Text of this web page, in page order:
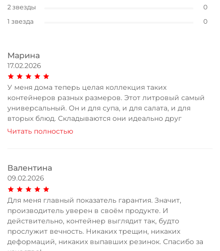
Марина
17.02.2026
У меня дома теперь целая коллекция таких
контейнеров разных размеров. Этот литровый самый
универсальный. Он и для супа, и для салата, и для
вторых блюд. Складываются они идеально друг
Читать полностью
Валентина
09.02.2026
Для меня главный показатель гарантия. Значит,
производитель уверен в своём продукте. И
действительно, контейнер выглядит так, будто
прослужит вечность. Никаких трещин, никаких
деформаций, никаких выпавших резинок. Спасибо за
2 звезды
0
1 звезда
0